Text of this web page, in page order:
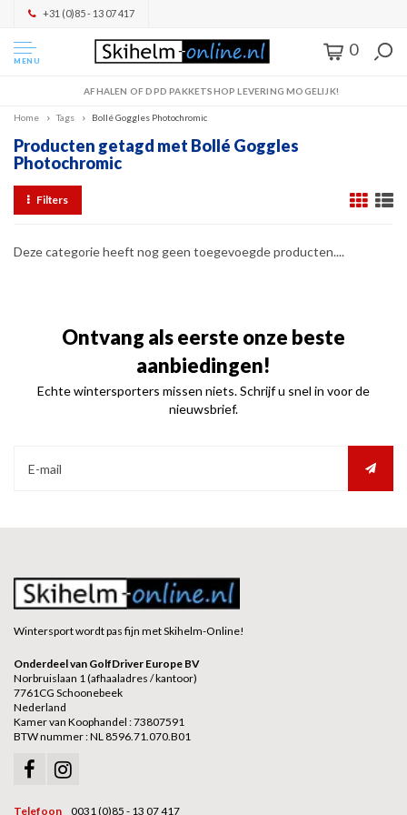
+31 (0)85 - 13 07 417
MENU
0
AFHALEN OF DPD PAKKETSHOP LEVERING MOGELIJK!
Home Tags Bollé Goggles Photochromic
Producten getagd met Bollé Goggles
Photochromic
Filters
Deze categorie heeft nog geen toegevoegde producten....
Ontvang als eerste onze beste
aanbiedingen!
Echte wintersporters missen niets. Schrijf u snel in voor de
nieuwsbrief.
Wintersport wordt pas fijn met Skihelm-Online!
Onderdeel van GolfDriver Europe BV
Norbruislaan 1 (afhaaladres / kantoor)
7761CG Schoonebeek
Nederland
Kamer van Koophandel : 73807591
BTW nummer : NL 8596.71.070.B01
Telefoon 0031 (0)85 - 13 07 417